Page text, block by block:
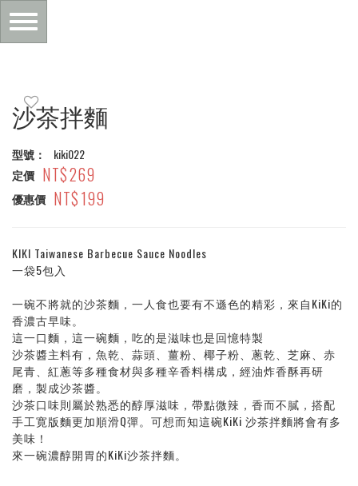
Toggle
navigation
主
內
容
塊
沙茶拌麵
型號：
kiki022
定價
269
優惠價 199
KIKI Taiwanese Barbecue Sauce Noodles
一袋5包入
一碗不將就的沙茶麵，一人食也要有不遜色的精彩，來自KiKi的
香濃古早味。
這一口麵，這一碗麵，吃的是滋味也是回憶特製
沙茶醬主料有，魚乾、蒜頭、薑粉、椰子粉、蔥乾、芝麻、赤
尾青、紅蔥等多種食材與多種辛香料構成，經油炸香酥再研
磨，製成沙茶醬。
沙茶口味則屬於熟悉的醇厚滋味，帶點微辣，香而不膩，搭配
手工寛版麵更加順滑Q彈。可想而知這碗KiKi 沙茶拌麵將會有多
美味！
來一碗濃醇開胃的KiKi沙茶拌麵。